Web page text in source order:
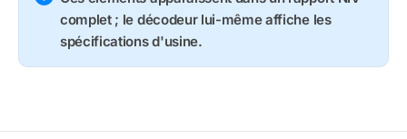
complet ; le décodeur lui-même affiche les
spécifications d'usine.